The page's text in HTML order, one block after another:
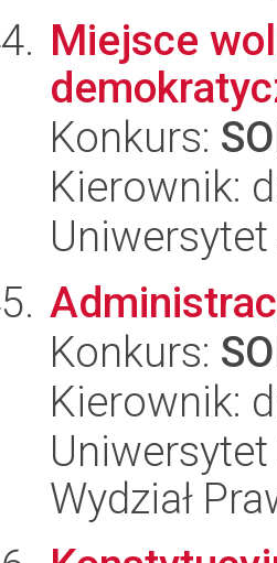
Miejsce
Konkurs:
Kierownik:
Konkurs:
Kierownik:
Wydział